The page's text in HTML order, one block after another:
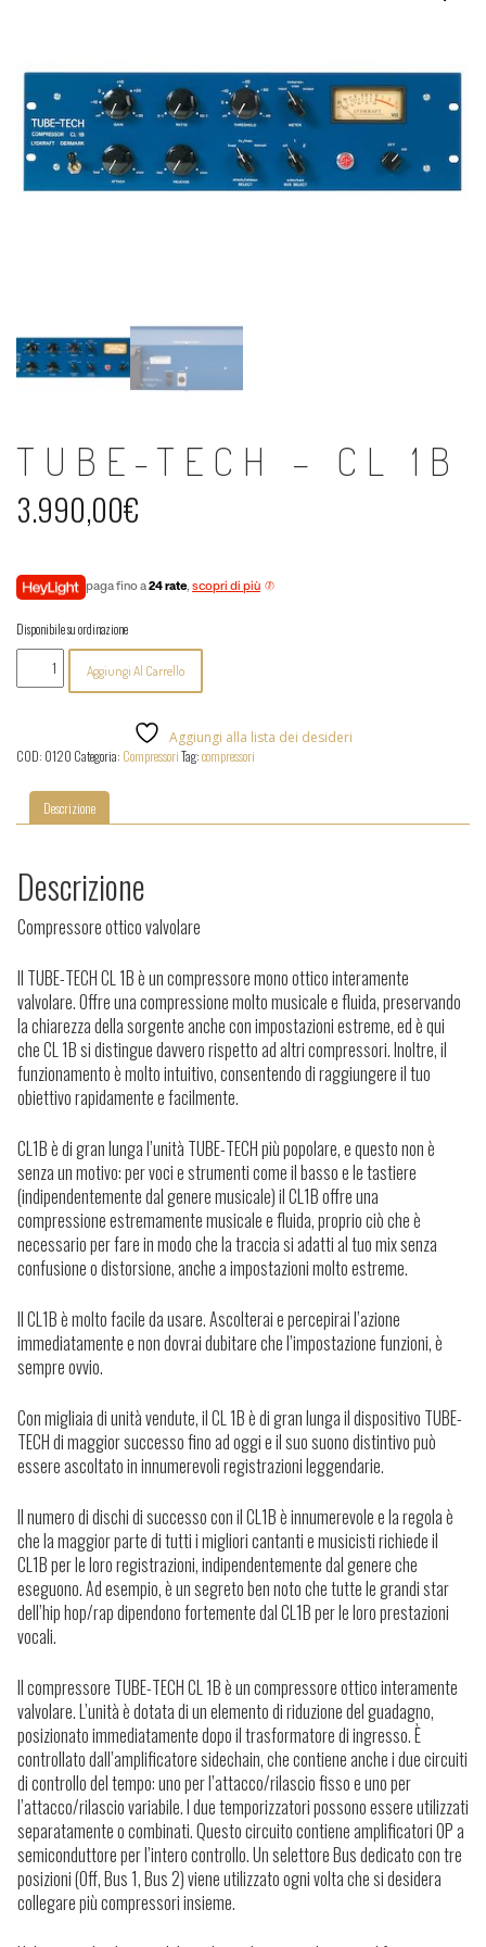
TUBE-TECH – CL 1B
3.990,00€
paga fino a24 rate, scopri di più
Disponibile su ordinazione
-
quantità
Aggiungi Al Carrello
Aggiungi alla lista dei desideri
COD: 0120 Categoria: CompressoriTag:compressori
Descrizione
Descrizione
Compressore ottico valvolare
ll TUBE-TECH CL 1B è un compressore mono ottico interamente
valvolare.Offre una compressione molto musicale e fluida, preservando
la chiarezza della sorgente anche con impostazioni estreme, ed è qui
che CL 1B si distingue davvero rispetto ad altri compressori. Inoltre, il
funzionamento è molto intuitivo, consentendo di raggiungere il tuo
obiettivo rapidamente e facilmente.
CL1B è di gran lunga l’unità TUBE-TECH più popolare, e questo non è
senza un motivo: per voci e strumenti come il basso e le tastiere
(indipendentemente dal genere musicale) il CL1B offre una
compressione estremamente musicale e fluida, proprio ciò che è
necessario per fare in modo che la traccia si adatti al tuo mix senza
confusione o distorsione, anche a impostazioni molto estreme.
Il CL1B è molto facile da usare. Ascolterai e percepirai l’azione
immediatamente e non dovrai dubitare che l’impostazione funzioni, è
sempre ovvio.
Con migliaia di unità vendute, il CL 1B è di gran lunga il dispositivo TUBE-
TECH di maggior successo fino ad oggi e il suo suono distintivo può
essere ascoltato in innumerevoli registrazioni leggendarie.
Il numero di dischi di successo con il CL1B è innumerevole e la regola è
che la maggior parte di tutti i migliori cantanti e musicisti richiede il
CL1B per le loro registrazioni, indipendentemente dal genere che
eseguono. Ad esempio, è un segreto ben noto che tutte le grandi star
dell’hip hop/rap dipendono fortemente dal CL1B per le loro prestazioni
vocali.
Il compressore TUBE-TECH CL 1B è un compressore ottico interamente
valvolare. L’unità è dotata di un elemento di riduzione del guadagno,
posizionato immediatamente dopo il trasformatore di ingresso. È
controllato dall’amplificatore sidechain, che contiene anche i due circuiti
di controllo del tempo: uno per l’attacco/rilascio fisso e uno per
l’attacco/rilascio variabile. I due temporizzatori possono essere utilizzati
separatamente o combinati. Questo circuito contiene amplificatori OP a
semiconduttore per l’intero controllo. Un selettore Bus dedicato con tre
posizioni (Off, Bus 1, Bus 2) viene utilizzato ogni volta che si desidera
collegare più compressori insieme.